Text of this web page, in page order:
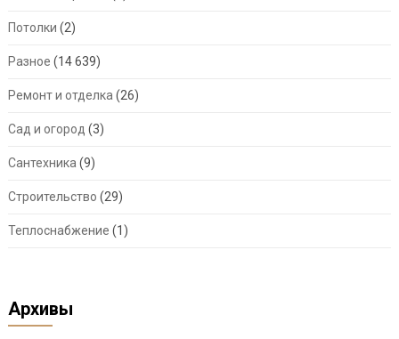
Потолки (2)
Разное (14 639)
Ремонт и отделка (26)
Сад и огород (3)
Сантехника (9)
Строительство (29)
Теплоснабжение (1)
Архивы